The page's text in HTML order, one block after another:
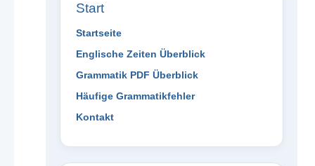
Start
Startseite
Englische Zeiten Überblick
Grammatik PDF Überblick
Häufige Grammatikfehler
Kontakt